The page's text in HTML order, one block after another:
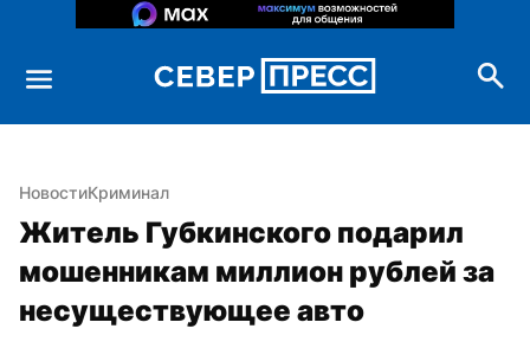
НовостиКриминал
Житель Губкинского подарил
мошенникам миллион рублей за
несуществующее авто